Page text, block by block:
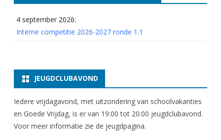
4 september 2026:
Interne competitie 2026-2027 ronde 1.1
JEUGDCLUBAVOND
Iedere vrijdagavond, met uitzondering van schoolvakanties
en Goede Vrijdag, is er van 19:00 tot 20:00 jeugdclubavond.
Voor meer informatie zie de jeugdpagina.